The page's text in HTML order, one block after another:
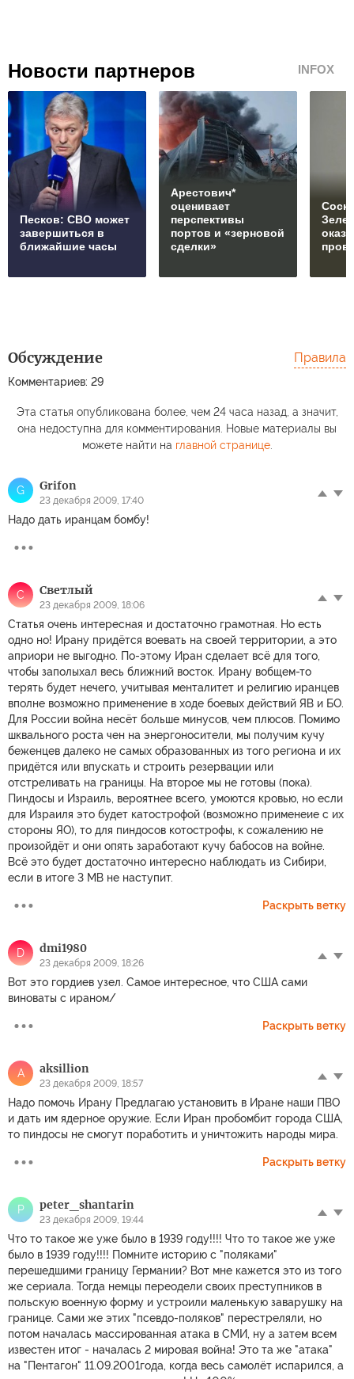
Новости партнеров INFOX
Песков: СВО может
завершиться в
ближайшие часы
Арестович*
оценивает
перспективы
портов и «зерновой
сделки»
Обсуждение
Комментариев: 29
Правила
Эта статья опубликована более, чем 24 часа назад, а значит,
она недоступна для комментирования. Новые материалы вы
можете найти на главной странице.
G Grifon
23 декабря 2009, 17:40
Надо дать иранцам бомбу!
С Светлый
23 декабря 2009, 18:06
Статья очень интересная и достаточно грамотная. Но есть
одно но! Ирану придётся воевать на своей территории, а это
априори не выгодно. По-этому Иран сделает всё для того,
чтобы заполыхал весь ближний восток. Ирану вобщем-то
терять будет нечего, учитывая менталитет и религию иранцев
вполне возможно применение в ходе боевых действий ЯВ и БО.
Для России война несёт больше минусов, чем плюсов. Помимо
шквального роста чен на энергоносители, мы получим кучу
беженцев далеко не самых образованных из того региона и их
придётся или впускать и строить резервации или
отстреливать на границы. На второе мы не готовы (пока).
Пиндосы и Израиль, вероятнее всего, умоются кровью, но если
для Израиля это будет катострофой (возможно применеие с их
стороны ЯО), то для пиндосов котострофы, к сожалению не
произойдёт и они опять заработают кучу бабосов на войне.
Всё это будет достаточно интересно наблюдать из Сибири,
если в итоге 3 МВ не наступит.
Раскрыть ветку
D dmi1980
23 декабря 2009, 18:26
Вот это гордиев узел. Самое интересное, что США сами
виноваты с ираном/
Раскрыть ветку
A aksillion
23 декабря 2009, 18:57
Надо помочь Ирану Предлагаю установить в Иране наши ПВО
и дать им ядерное оружие. Если Иран пробомбит города США,
то пиндосы не смогут поработить и уничтожить народы мира.
Раскрыть ветку
P peter_shantarin
23 декабря 2009, 19:44
Что то такое же уже было в 1939 году!!!! Что то такое же уже
было в 1939 году!!!! Помните историю с "поляками"
перешедшими границу Германии? Вот мне кажется это из того
же сериала. Тогда немцы переодели своих преступников в
польскую военную форму и устроили маленькую заварушку на
границе. Сами же этих "псевдо-поляков" перестреляли, но
потом началась массированная атака в СМИ, ну а затем всем
известен итог - началась 2 мировая война! Это та же "атака"
на "Пентагон" 11.09.2001года, когда весь самолёт испарился, а